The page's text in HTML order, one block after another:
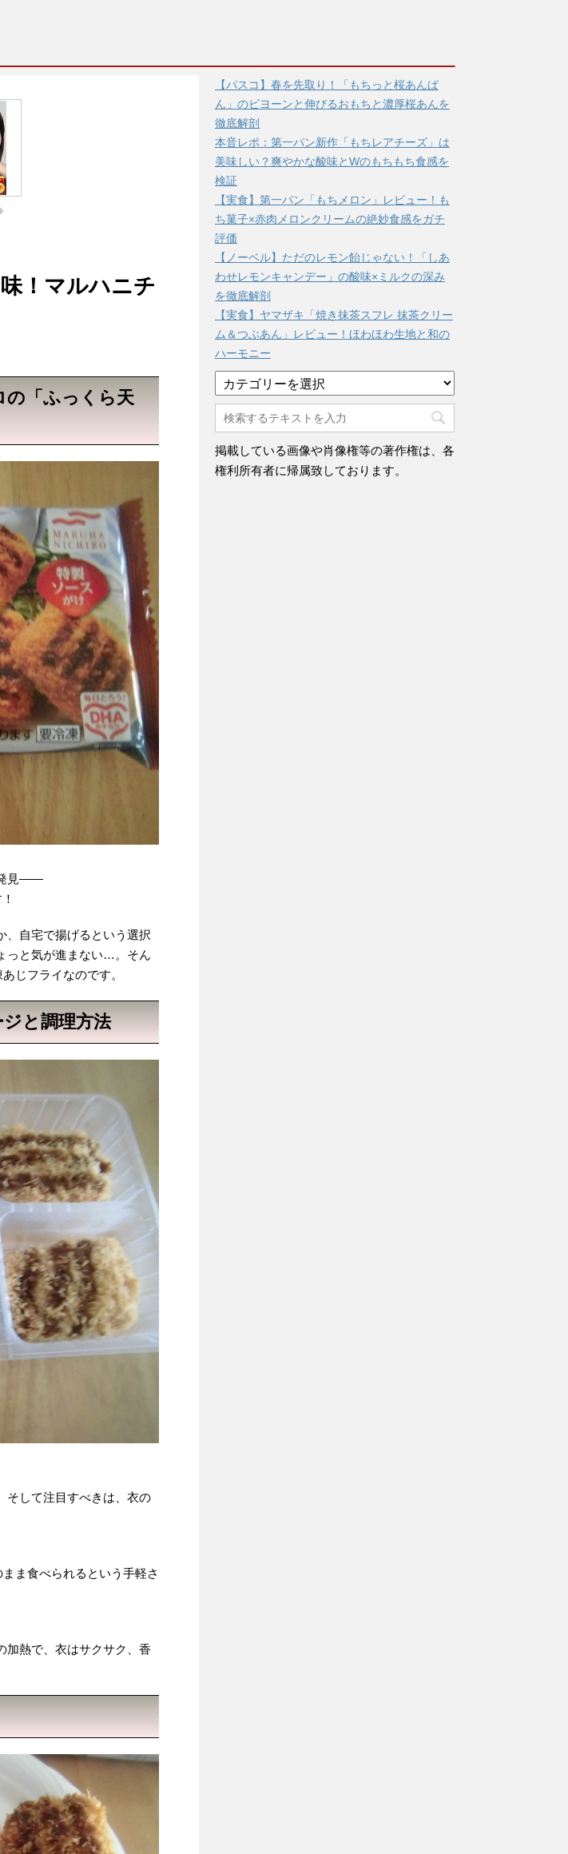
！マルハニチ
の「ふっくら天
発見――
、自宅で揚げるという選択
っと気が進まない…。そん
じフライなのです。
と調理方法
そして注目すべきは、衣の
ま食べられるという手軽さ
加熱で、衣はサクサク、香
【パスコ】春を先取り！「もちっと桜あんぱ
ん」のビヨーンと伸びるおもちと濃厚桜あんを
徹底解剖
本音レポ：第一パン新作「もちレアチーズ」は
美味しい？爽やかな酸味とWのもちもち食感を
検証
【実食】第一パン「もちメロン」レビュー！も
ち菓子×赤肉メロンクリームの絶妙食感をガチ
評価
【ノーベル】ただのレモン飴じゃない！「しあ
わせレモンキャンデー」の酸味×ミルクの深み
を徹底解剖
【実食】ヤマザキ「焼き抹茶スフレ 抹茶クリー
ム＆つぶあん」レビュー！ほわほわ生地と和の
ハーモニー
テ
ゴ
リ
ー
掲載している画像や肖像権等の著作権は、各
権利所有者に帰属致しております。